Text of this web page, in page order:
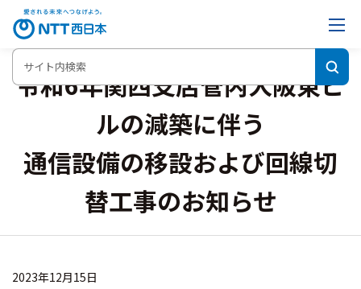
令和6年関西支店管内大阪東ビ
ルの減築に伴う
通信設備の移設および回線切
替工事のお知らせ
2023年12月15日